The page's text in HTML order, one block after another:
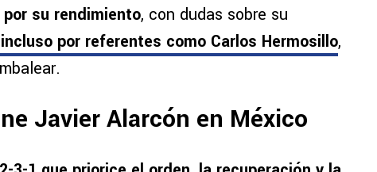
su rendimiento, con dudas sobre su
por referentes como Carlos Hermosillo,
Javier Alarcón en México